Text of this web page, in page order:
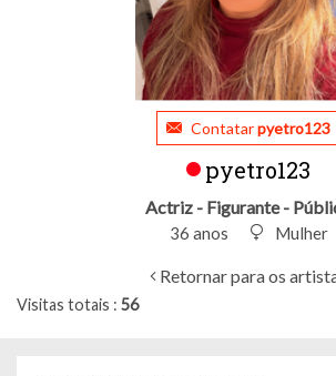
Contatarpyetro123
pyetro123
Actriz - Figurante -
36 anos Mulher
Retornar para os
Visitas totais 56